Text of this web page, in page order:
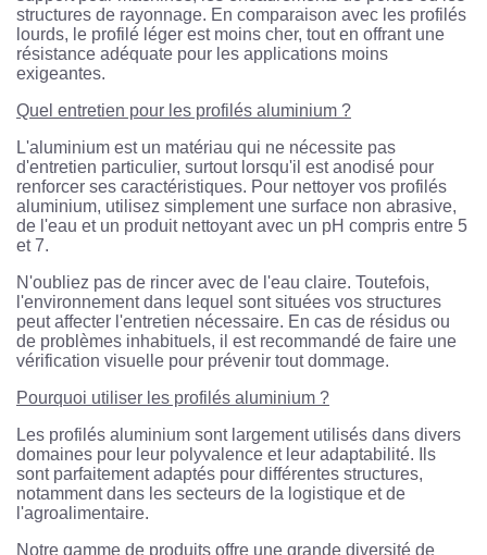
structures de rayonnage. En comparaison avec les profilés
lourds, le profilé léger est moins cher, tout en offrant une
résistance adéquate pour les applications moins
exigeantes.
Quel entretien pour les profilés aluminium ?
L'aluminium est un matériau qui ne nécessite pas
d'entretien particulier, surtout lorsqu'il est anodisé pour
renforcer ses caractéristiques. Pour nettoyer vos profilés
aluminium, utilisez simplement une surface non abrasive,
de l'eau et un produit nettoyant avec un pH compris entre 5
et 7.
N'oubliez pas de rincer avec de l'eau claire. Toutefois,
l'environnement dans lequel sont situées vos structures
peut affecter l'entretien nécessaire. En cas de résidus ou
de problèmes inhabituels, il est recommandé de faire une
vérification visuelle pour prévenir tout dommage.
Pourquoi utiliser les profilés aluminium ?
Les profilés aluminium sont largement utilisés dans divers
domaines pour leur polyvalence et leur adaptabilité. Ils
sont parfaitement adaptés pour différentes structures,
notamment dans les secteurs de la logistique et de
l'agroalimentaire.
Notre gamme de produits offre une grande diversité de